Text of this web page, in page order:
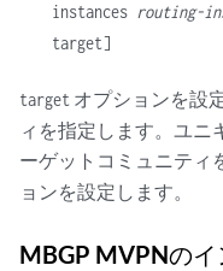
instances routing-
target]
target オプションを設
ィを指定します。ユニ
ーゲットコミュニティ
ョンを設定します。
MBGP MVPNの